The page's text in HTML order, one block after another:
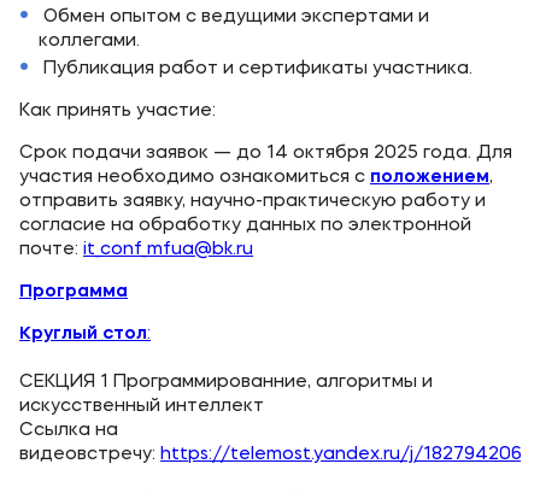
Обмен опытом с ведущими экспертами и
коллегами.
Публикация работ и сертификаты участника.
Как принять участие:
Срок подачи заявок — до 14 октября 2025 года. Для
участия необходимо ознакомиться с положением,
отправить заявку, научно-практическую работу и
согласие на обработку данных по электронной
почте: it_conf_mfua@bk.ru
Программа
Круглый стол:
СЕКЦИЯ 1 Программированние, алгоритмы и
искусственный интеллект
Ссылка на
видеовстречу: https://telemost.yandex.ru/j/